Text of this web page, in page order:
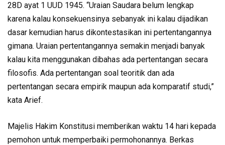
28D ayat 1 UUD 1945. “Uraian Saudara belum lengkap
karena kalau konsekuensinya sebanyak ini kalau dijadikan
dasar kemudian harus dikontestasikan ini pertentangannya
gimana. Uraian pertentangannya semakin menjadi banyak
kalau kita menggunakan dibahas ada pertentangan secara
filosofis. Ada pertentangan soal teoritik dan ada
pertentangan secara empirik maupun ada komparatif studi,”
kata Arief.
Majelis Hakim Konstitusi memberikan waktu 14 hari kepada
pemohon untuk memperbaiki permohonannya. Berkas